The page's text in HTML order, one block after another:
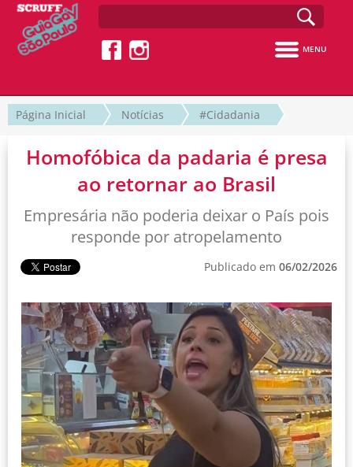
MENU
Página Inicial Notícias #Cidadania
Homofóbica da padaria é presa
ao retornar ao Brasil
Empresária não poderia deixar o País pois
responde por atropelamento
Publicado em 06/02/2026